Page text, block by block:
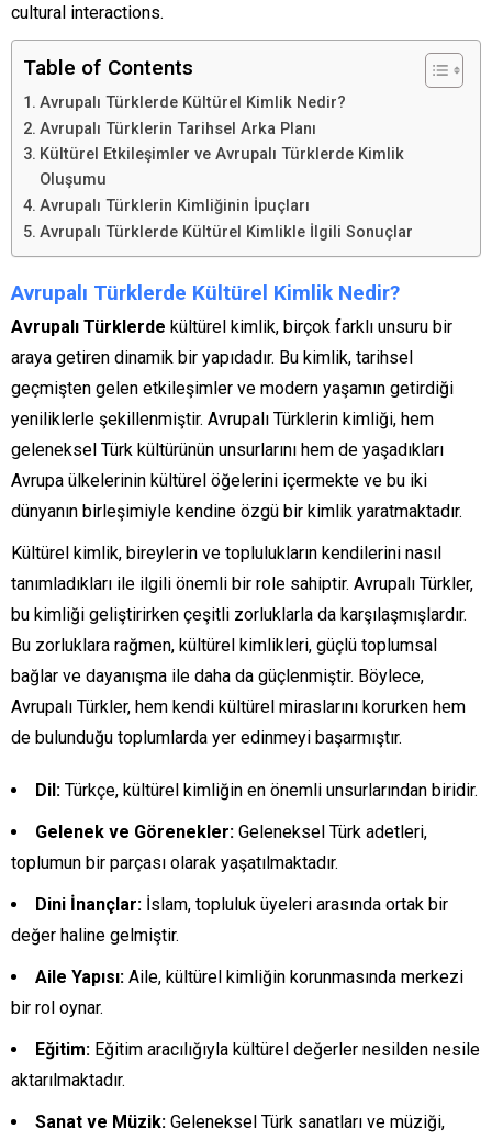
cultural interactions.
Table of Contents
Avrupalı Türklerde Kültürel Kimlik Nedir?
Avrupalı Türklerin Tarihsel Arka Planı
Kültürel Etkileşimler ve Avrupalı Türklerde Kimlik
Oluşumu
Avrupalı Türklerin Kimliğinin İpuçları
Avrupalı Türklerde Kültürel Kimlikle İlgili Sonuçlar
Avrupalı Türklerde Kültürel Kimlik Nedir?
Avrupalı Türklerde kültürel kimlik, birçok farklı unsuru bir
araya getiren dinamik bir yapıdadır. Bu kimlik, tarihsel
geçmişten gelen etkileşimler ve modern yaşamın getirdiği
yeniliklerle şekillenmiştir. Avrupalı Türklerin kimliği, hem
geleneksel Türk kültürünün unsurlarını hem de yaşadıkları
Avrupa ülkelerinin kültürel öğelerini içermekte ve bu iki
dünyanın birleşimiyle kendine özgü bir kimlik yaratmaktadır.
Kültürel kimlik, bireylerin ve toplulukların kendilerini nasıl
tanımladıkları ile ilgili önemli bir role sahiptir. Avrupalı Türkler,
bu kimliği geliştirirken çeşitli zorluklarla da karşılaşmışlardır.
Bu zorluklara rağmen, kültürel kimlikleri, güçlü toplumsal
bağlar ve dayanışma ile daha da güçlenmiştir. Böylece,
Avrupalı Türkler, hem kendi kültürel miraslarını korurken hem
de bulunduğu toplumlarda yer edinmeyi başarmıştır.
Dil: Türkçe, kültürel kimliğin en önemli unsurlarından biridir.
Gelenek ve Görenekler: Geleneksel Türk adetleri,
toplumun bir parçası olarak yaşatılmaktadır.
Dini İnançlar: İslam, topluluk üyeleri arasında ortak bir
değer haline gelmiştir.
Aile Yapısı: Aile, kültürel kimliğin korunmasında merkezi
bir rol oynar.
Eğitim: Eğitim aracılığıyla kültürel değerler nesilden nesile
aktarılmaktadır.
Sanat ve Müzik: Geleneksel Türk sanatları ve müziği,